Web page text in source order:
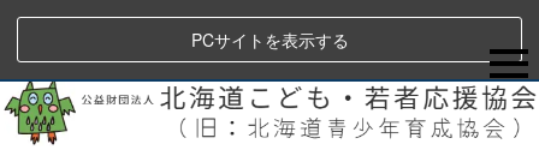
PCサイトを表示する